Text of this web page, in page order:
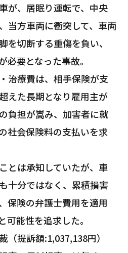
が、居眠り運転で、中央
当方車両に衝突して、車両
を切断する重傷を負い、
必要となった事故。
治療費は、相手保険が支
えた長期となり雇用主が
負担が嵩み、加害者に就
社会保険料の支払いを求
とは承知していたが、車
十分ではなく、累積損害
保険の弁護士費用を適用
可能性を追求した。
（提訴額:1,037,138円）